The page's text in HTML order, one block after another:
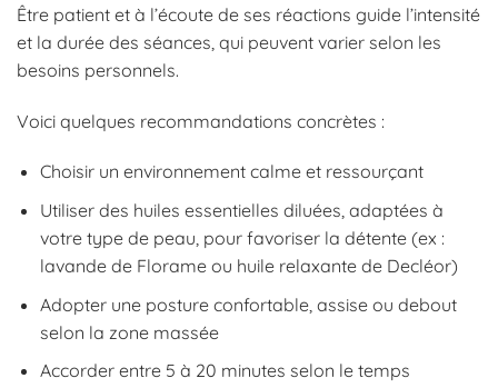
Être patient et à l’écoute de ses réactions guide l’intensité
et la durée des séances, qui peuvent varier selon les
besoins personnels.
Voici quelques recommandations concrètes :
Choisir un environnement calme et ressourçant
Utiliser des huiles essentielles diluées, adaptées à
votre type de peau, pour favoriser la détente (ex :
lavande de Florame ou huile relaxante de Decléor)
Adopter une posture confortable, assise ou debout
selon la zone massée
Accorder entre 5 à 20 minutes selon le temps